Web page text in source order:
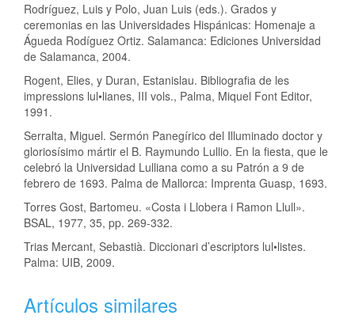
Rodríguez, Luis y Polo, Juan Luis (eds.). Grados y
ceremonias en las Universidades Hispánicas: Homenaje a
Águeda Rodíguez Ortiz. Salamanca: Ediciones Universidad
de Salamanca, 2004.
Rogent, Elies, y Duran, Estanislau. Bibliografia de les
impressions lul•lianes, III vols., Palma, Miquel Font Editor,
1991.
Serralta, Miguel. Sermón Panegírico del Illuminado doctor y
gloriosísimo mártir el B. Raymundo Lullio. En la fiesta, que le
celebró la Universidad Lulliana como a su Patrón a 9 de
febrero de 1693. Palma de Mallorca: Imprenta Guasp, 1693.
Torres Gost, Bartomeu. «Costa i Llobera i Ramon Llull».
BSAL, 1977, 35, pp. 269-332.
Trias Mercant, Sebastià. Diccionari d’escriptors lul•listes.
Palma: UIB, 2009.
Artículos similares